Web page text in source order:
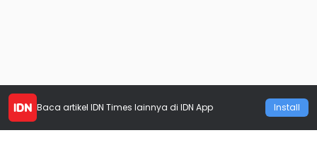
Baca artikel IDN Times lainnya di IDN App Install